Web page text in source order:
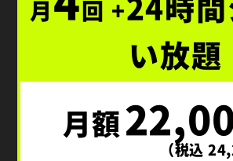
月 回 +
い放題
月額
（税込